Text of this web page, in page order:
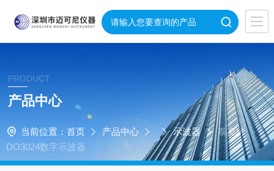
PRODUCT
产品中心
当前位置： 首页 产品中心 示波器
泰克M
DO3024数字示波器